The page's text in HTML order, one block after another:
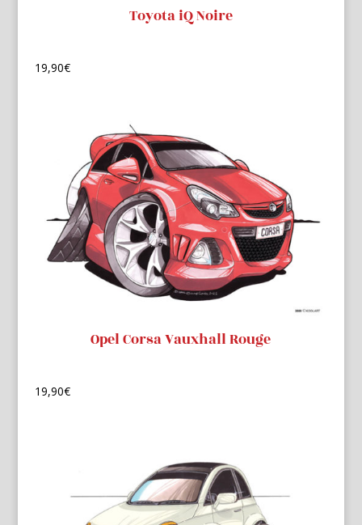
Toyota iQ Noire
19,90€
Opel Corsa Vauxhall Rouge
19,90€